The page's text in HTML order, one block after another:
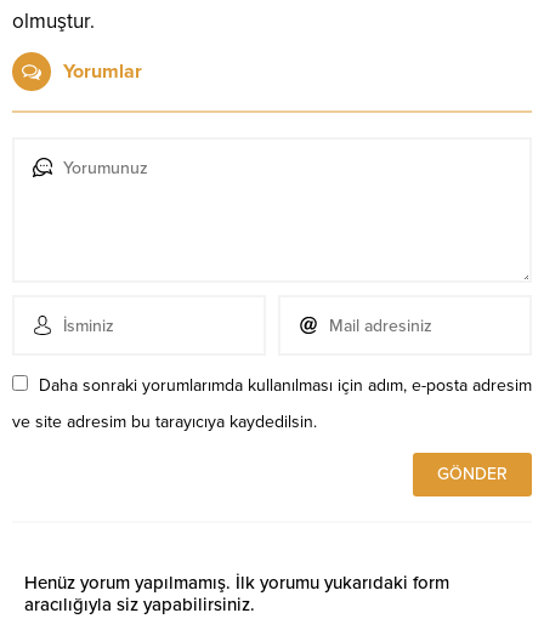
olmuştur.
Yorumlar
Daha sonraki yorumlarımda kullanılması için adım, e-posta adresim
ve site adresim bu tarayıcıya kaydedilsin.
Henüz yorum yapılmamış. İlk yorumu yukarıdaki form
aracılığıyla siz yapabilirsiniz.